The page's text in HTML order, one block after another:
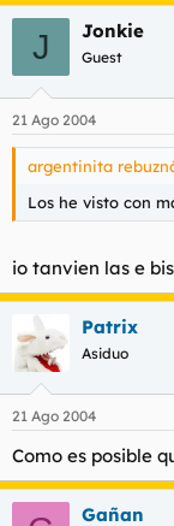
J Jonkie
Guest
21 Ago 2004
argentinita
Los he visto con
io tanvien las e
Patrix
Asiduo
21 Ago 2004
Como es posible
Gañan